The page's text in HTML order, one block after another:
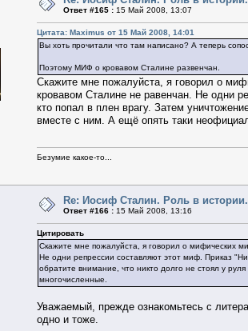
Ответ #165 : 15 Май 2008, 13:07
Цитата: Maximus от 15 Май 2008, 14:01
Вы хоть прочитали что там написано? А теперь
Поэтому МИФ о кровавом Сталине развенчан.
Скажите мне пожалуйста, я говорил о
кровавом Сталине не равенчан. Не одни
кто попал в плен врагу. Затем
вместе с ним. А ещё опять таки
Безумие какое-то...
Re: Иосиф Сталин. Роль в истории.
Ответ #166 : 15 Май 2008, 13:16
Цитировать
Скажите мне пожалуйста, я говорил о мифических
Не одни репрессии составляют этот миф. Приказ
обратите внимание, что никто долго не стоял у
многочисленные.
Уважаемый, прежде ознакомьтесь с
одно и тоже.